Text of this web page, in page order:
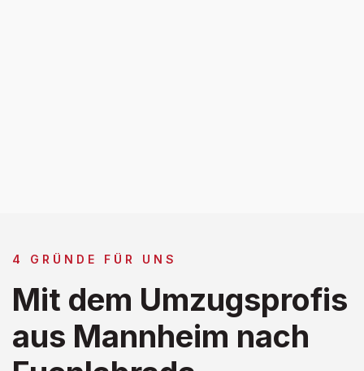
4 GRÜNDE FÜR UNS
Mit dem Umzugsprofis
aus Mannheim nach